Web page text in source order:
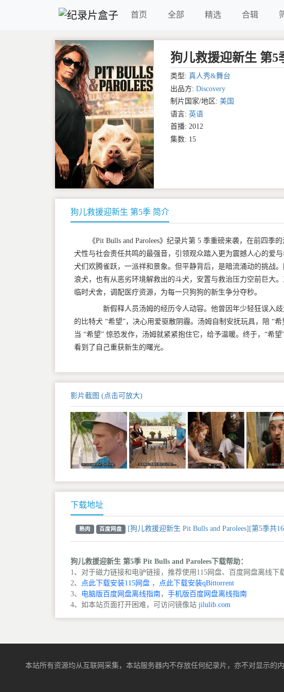
首页 全部 精选 合辑
狗儿救援迎新生 第5
类型: 真人秀&舞台
出品方: Discovery
制片国家/地区: 美国
语言: 英语
首播: 2012
集数: 15
狗儿救援迎新生 第5季 简介
《Pit Bulls and Parolees》纪录片第 5 季重磅来袭，在前四
犬性与社会责任共鸣的最强音，引领观众踏入更为震撼人心的爱
犬们欢腾雀跃，一派祥和景象。但平静背后，是暗流涌动的挑战
浪犬，也有从恶劣环境解救出的斗犬，安置与救治压力空前巨大
临时犬舍，调配医疗资源，为每一只狗狗的新生争分夺秒。
新假释人员汤姆的经历令人动容。他曾因年少轻狂误入歧
的比特犬 “希望”，决心用爱驱散阴霾。汤姆自制安抚玩具，陪 “
当 “希望” 惊恐发作，汤姆就紧紧抱住它，给予温暖。终于，“希
看到了自己重获新生的曙光。
影片截图 (点击可放大)
下载地址
熟肉 百度网盘 [狗儿救援迎新生 Pit Bulls and Parolees][第5季共
狗儿救援迎新生 第5季 Pit Bulls and Parolees下载帮助：
1、对于磁力链接和电驴链接，推荐使用115网盘、百度网盘离线下
2、 点此下载安装115网盘 ， 点此下载安装qBittorrent
3、 电脑版百度网盘离线指南， 手机版百度网盘离线指南
4、如本站页面打开困难，可访问镜像站 jilulib.com
本站所有资源均从互联网采集，本站服务器内不存放任何纪录片，亦不对显示